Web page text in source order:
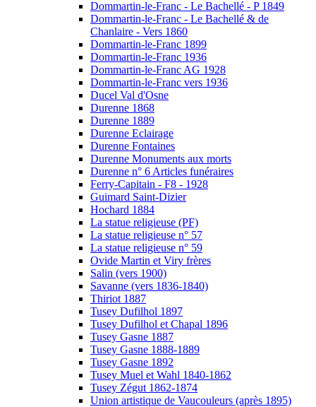
Dommartin-le-Franc - Le Bachellé - P 1849
Dommartin-le-Franc - Le Bachellé & de
Chanlaire - Vers 1860
Dommartin-le-Franc 1899
Dommartin-le-Franc 1936
Dommartin-le-Franc AG 1928
Dommartin-le-Franc vers 1936
Ducel Val d'Osne
Durenne 1868
Durenne 1889
Durenne Eclairage
Durenne Fontaines
Durenne Monuments aux morts
Durenne n° 6 Articles funéraires
Ferry-Capitain - F8 - 1928
Guimard Saint-Dizier
Hochard 1884
La statue religieuse (PF)
La statue religieuse n° 57
La statue religieuse n° 59
Ovide Martin et Viry frères
Salin (vers 1900)
Savanne (vers 1836-1840)
Thiriot 1887
Tusey Dufilhol 1897
Tusey Dufilhol et Chapal 1896
Tusey Gasne 1887
Tusey Gasne 1888-1889
Tusey Gasne 1892
Tusey Muel et Wahl 1840-1862
Tusey Zégut 1862-1874
Union artistique de Vaucouleurs (après 1895)